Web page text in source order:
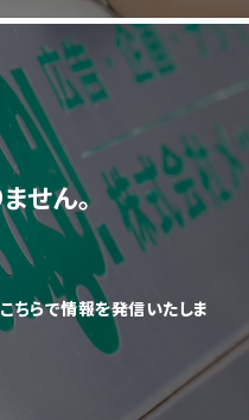
せん。
ちらで情報を発信いたしま